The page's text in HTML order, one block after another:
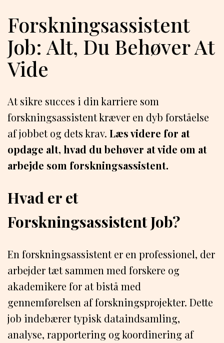
Forskningsassistent
Job: Alt, Du Behøver At
Vide
At sikre succes i din karriere som
forskningsassistent kræver en dyb forståelse
af jobbet og dets krav. Læs videre for at
opdage alt, hvad du behøver at vide om at
arbejde som forskningsassistent.
Hvad er et
Forskningsassistent Job?
En forskningsassistent er en professionel, der
arbejder tæt sammen med forskere og
akademikere for at bistå med
gennemførelsen af forskningsprojekter. Dette
job indebærer typisk dataindsamling,
analyse, rapportering og koordinering af